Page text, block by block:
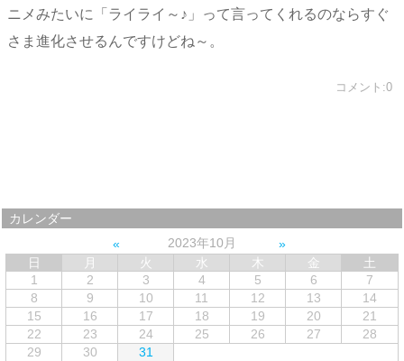
ニメみたいに「ライライ～♪」って言ってくれるのならすぐ
さま進化させるんですけどね～。
コメント:0
カレンダー
2023年10月
日
月 火 水 木 金
土
1
2 3 4 5 6
7
8
9 10 11 12 13
14
15
16 17 18 19 20
21
22
23 24 25 26 27
28
29
30 31